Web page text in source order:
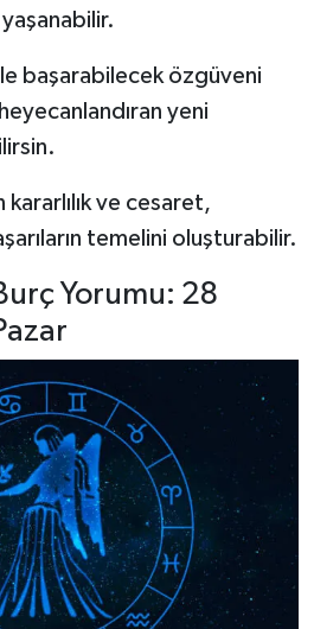
başarabilecek özgüveni
yeni
ve cesaret,
temelini oluşturabilir.
Yorumu: 28